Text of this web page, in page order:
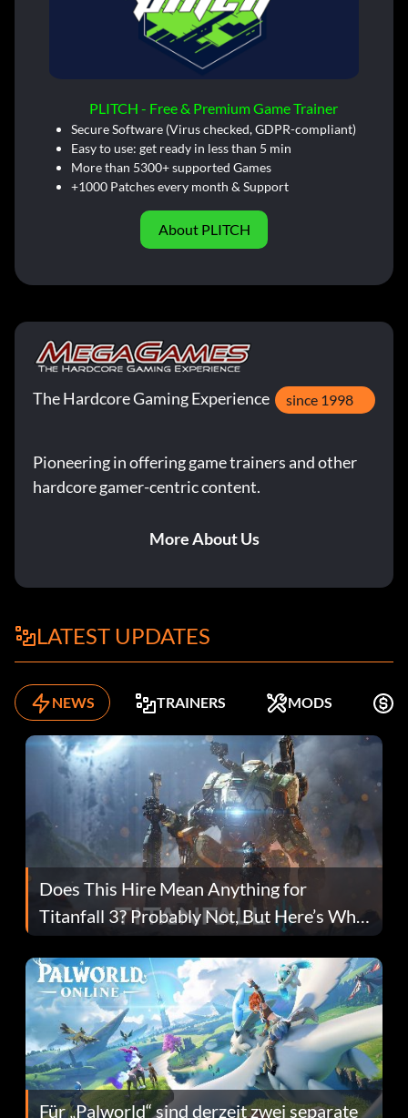
PLITCH - Free & Premium Game Trainer
Secure Software (Virus checked, GDPR-compliant)
Easy to use: get ready in less than 5 min
More than 5300+ supported Games
+1000 Patches every month & Support
About PLITCH
The Hardcore Gaming Experience since 1998
Pioneering in offering game trainers and other
hardcore gamer-centric content.
More About Us
LATEST UPDATES
NEWS TRAINERS MODS
Does This Hire Mean Anything for
Titanfall 3? Probably Not, But Here’s Why
Fans Are Hopeful
Für „Palworld“ sind derzeit zwei separate